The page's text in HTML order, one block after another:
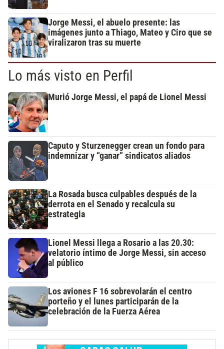
Jorge Messi, el abuelo presente: las
imágenes junto a Thiago, Mateo y Ciro que se
viralizaron tras su muerte
Lo más visto en Perfil
Murió Jorge Messi, el papá de Lionel Messi
Caputo y Sturzenegger crean un fondo para
indemnizar y “ganar” sindicatos aliados
La Rosada busca culpables después de la
derrota en el Senado y recalcula su
estrategia
Lionel Messi llega a Rosario a las 20.30:
velatorio íntimo de Jorge Messi, sin acceso
al público
Los aviones F 16 sobrevolarán el centro
porteño y el lunes participarán de la
celebración de la Fuerza Aérea